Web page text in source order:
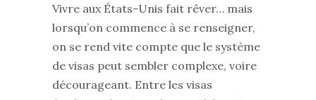
Vivre aux États-Unis fait rêver… mais
lorsqu’on commence à se renseigner,
on se rend vite compte que le système
de visas peut sembler complexe, voire
décourageant. Entre les visas